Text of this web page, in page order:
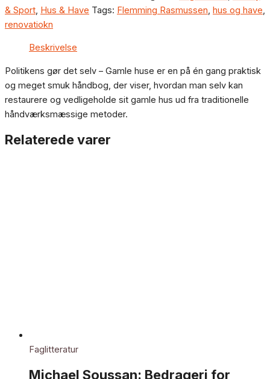
& Sport, Hus & Have Tags: Flemming Rasmussen, hus og have,
renovatiokn
Beskrivelse
Politikens gør det selv – Gamle huse er en på én gang praktisk
og meget smuk håndbog, der viser, hvordan man selv kan
restaurere og vedligeholde sit gamle hus ud fra traditionelle
håndværksmæssige metoder.
Relaterede varer
Faglitteratur
Michael Soussan: Bedrageri for